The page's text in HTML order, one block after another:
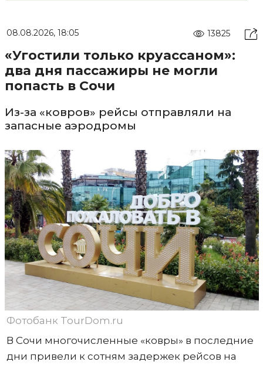
08.08.2026, 18:05 13825
«Угостили только круассаном»:
два дня пассажиры не могли
попасть в Сочи
Из-за «ковров» рейсы отправляли на
запасные аэродромы
Фотобанк TourDom.ru
В Сочи многочисленные «ковры» в последние
дни привели к сотням задержек рейсов на